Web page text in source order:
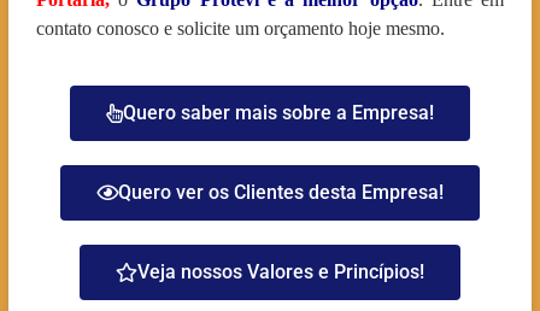
contato conosco e solicite um orçamento hoje mesmo.
Quero saber mais sobre a Empresa!
Quero ver os Clientes desta Empresa!
Veja nossos Valores e Princípios!